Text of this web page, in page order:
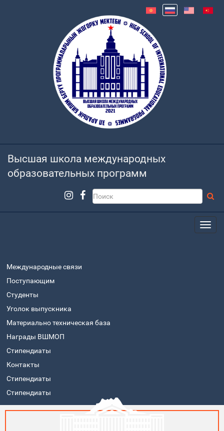
Высшая школа международных
образовательных программ
Международные связи
Поступающим
Студенты
Уголок выпускника
Материально техническая база
Награды ВШМОП
Стипендиаты
Контакты
Стипендиаты
Стипендиаты